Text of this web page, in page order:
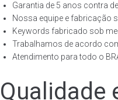
Garantia de 5 anos contra
Nossa equipe e fabricação
Keywords fabricado sob
Trabalhamos de acordo
Atendimento para todo o
Qualidade